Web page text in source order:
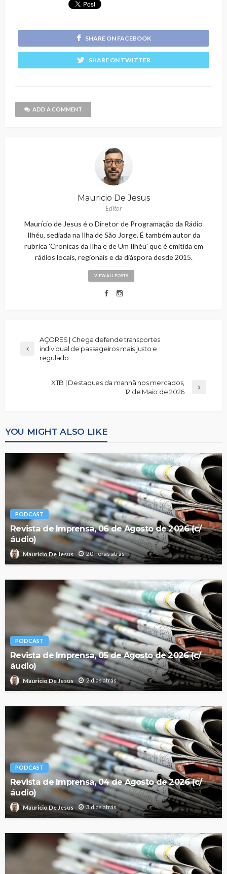
SHARE ON FACEBOOK
SHARE ON TWITTER
ADD A COMMENT
Mauricio De Jesus
Editor
Maurício de Jesus é o Diretor de Programação da Rádio
Ilhéu, sediada na Ilha de São Jorge. É também autor da
rubrica 'Cronicas da Ilha e de Um Ilhéu' que é emitida em
rádios locais, regionais e da diáspora desde 2015.
VIEW ALL POSTS
AÇORES | Chega defende transportes
individual de passageiros mais justo e
regulado
XTB | Destaques da manhã nos mercados,
12 de Maio de 2026
YOU MIGHT ALSO LIKE
PODCAST
Revista de Imprensa, 06 de Agosto de 2026 (c/
áudio)
Mauricio De Jesus 20 horas atrás
PODCAST
Revista de Imprensa, 05 de Agosto de 2026 (c/
áudio)
Mauricio De Jesus 2 dias atrás
PODCAST
Revista de Imprensa, 04 de Agosto de 2026 (c/
áudio)
Mauricio De Jesus 3 dias atrás